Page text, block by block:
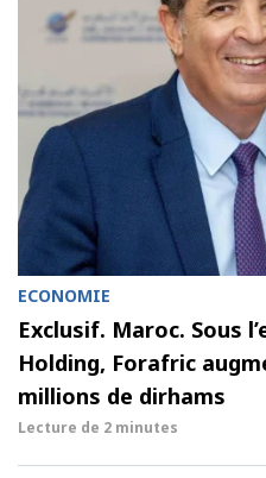
ECONOMIE
Exclusif. Maroc. Sous
Holding, Forafric
millions de dirhams
Lecture de 2 minutes